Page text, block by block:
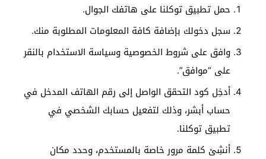
حمل تطبيق توكلنا على هاتفك الجوال.
سجل دخولك بإضافة كافة المعلومات المطلوبة منك.
وافق على شروط الخصوصية وسياسة الاستخدام بالنقر
على “موافق”.
أدخِل كود التحقق الواصل إلى رقم الهاتف المدخل في
حساب أبشر، وذلك لتفعيل حسابك الشخصي في
تطبيق توكلنا.
أنشِئ كلمة مرور خاصة بالمستخدم، وحدد مكان